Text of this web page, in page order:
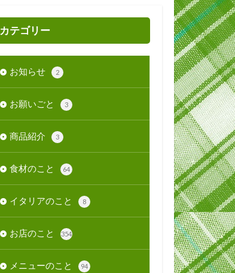
カテゴリー
お知らせ 2
お願いごと 3
商品紹介 3
食材のこと 64
イタリアのこと 8
お店のこと 354
メニューのこと 94